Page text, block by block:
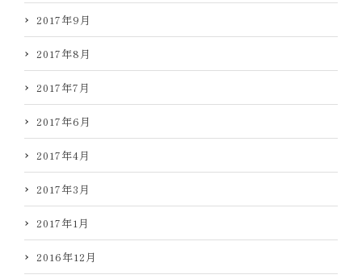
2017年9月
2017年8月
2017年7月
2017年6月
2017年4月
2017年3月
2017年1月
2016年12月